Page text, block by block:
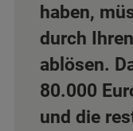
haben,
durch
ablösen.
80.000
und die